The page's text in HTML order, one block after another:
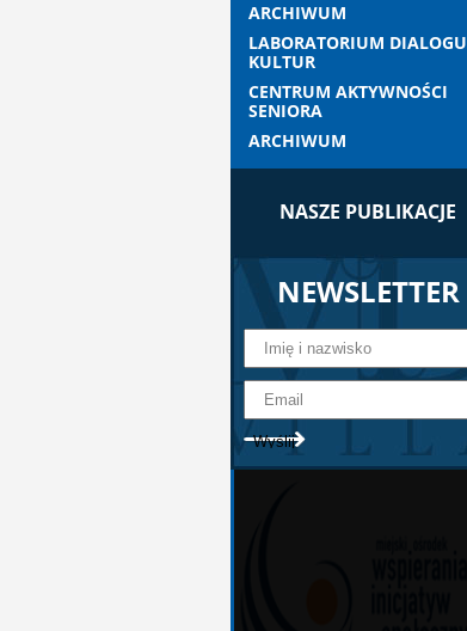
ARCHIWUM
LABORATORIUM DIALOGU
KULTUR
CENTRUM AKTYWNOŚCI
SENIORA
ARCHIWUM
NASZE PUBLIKACJE
NEWSLETTER